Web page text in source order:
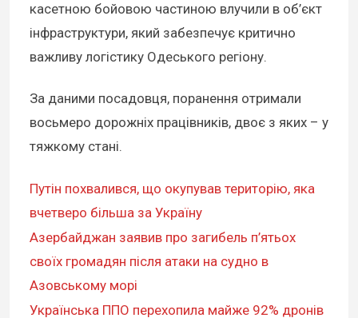
касетною бойовою частиною влучили в об’єкт
інфраструктури, який забезпечує критично
важливу логістику Одеського регіону.
За даними посадовця, поранення отримали
восьмеро дорожніх працівників, двоє з яких – у
тяжкому стані.
Путін похвалився, що окупував територію, яка
вчетверо більша за Україну
Азербайджан заявив про загибель п’ятьох
своїх громадян після атаки на судно в
Азовському морі
Українська ППО перехопила майже 92% дронів